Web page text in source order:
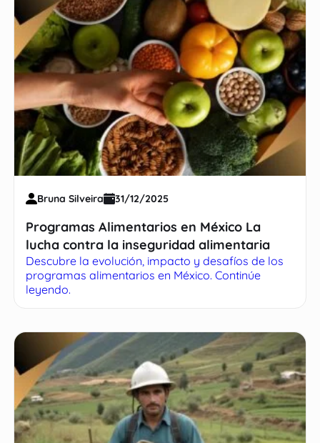
Bruna Silveira 31/12/2025
Programas Alimentarios en México La
lucha contra la inseguridad alimentaria
Descubre la evolución, impacto y desafíos de los
programas alimentarios en México. Continúe
leyendo.